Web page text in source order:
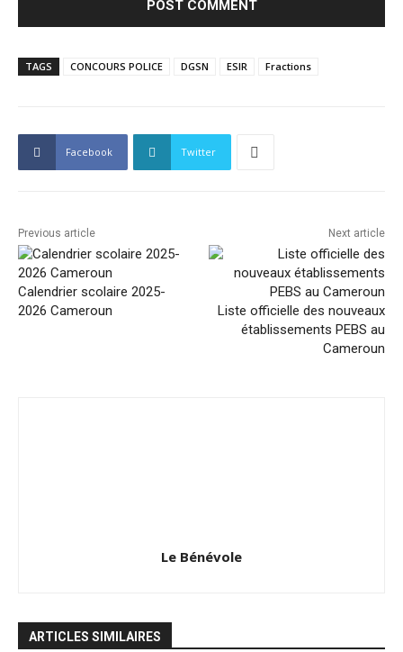
TAGS CONCOURS POLICE DGSN ESIR Fractions
Facebook Twitter
Previous article
Calendrier scolaire 2025-
2026 Cameroun
Next article
Liste officielle des nouveaux
établissements PEBS au
Cameroun
Le Bénévole
ARTICLES SIMILAIRES